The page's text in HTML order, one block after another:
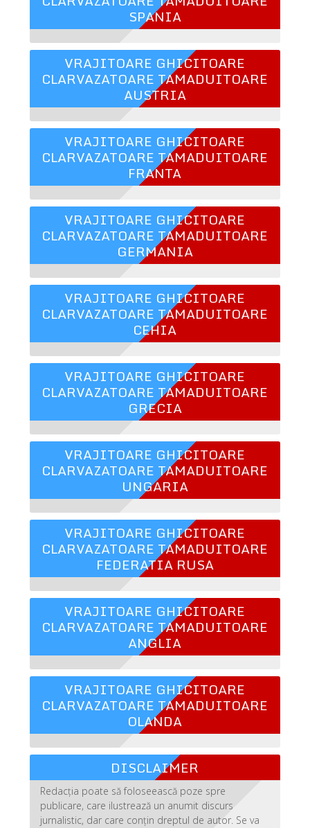
SPANIA
VRAJITOARE GHICITOARE
CLARVAZATOARE TAMADUITOARE
AUSTRIA
VRAJITOARE GHICITOARE
CLARVAZATOARE TAMADUITOARE
FRANTA
VRAJITOARE GHICITOARE
CLARVAZATOARE TAMADUITOARE
GERMANIA
VRAJITOARE GHICITOARE
CLARVAZATOARE TAMADUITOARE
CEHIA
VRAJITOARE GHICITOARE
CLARVAZATOARE TAMADUITOARE
GRECIA
VRAJITOARE GHICITOARE
CLARVAZATOARE TAMADUITOARE
UNGARIA
VRAJITOARE GHICITOARE
CLARVAZATOARE TAMADUITOARE
FEDERATIA RUSA
VRAJITOARE GHICITOARE
CLARVAZATOARE TAMADUITOARE
ANGLIA
VRAJITOARE GHICITOARE
CLARVAZATOARE TAMADUITOARE
OLANDA
DISCLAIMER
Redacția poate să foloseească poze spre
publicare, care ilustrează un anumit discurs
jurnalistic, dar care conțin dreptul de autor. Se va